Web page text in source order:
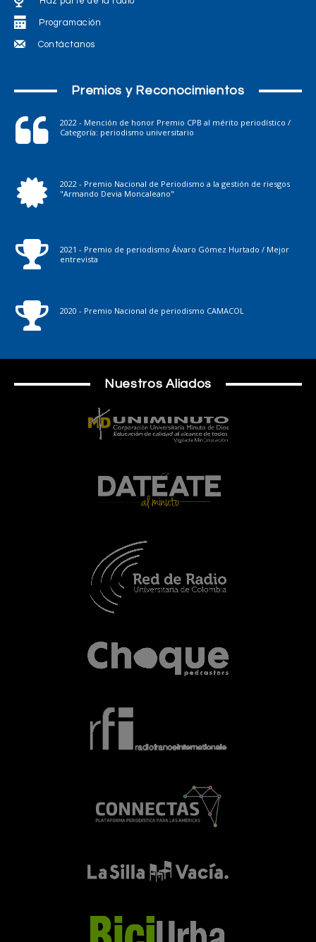
Programación
Contáctanos
Premios y Reconocimientos
2022 - Mención de honor Premio CPB al mérito periodístico /
Categoría: periodismo universitario
2022 - Premio Nacional de Periodismo a la gestión de riesgos
"Armando Devia Moncaleano"
2021 - Premio de periodismo Álvaro Gómez Hurtado / Mejor
entrevista
2020 - Premio Nacional de periodismo CAMACOL
Nuestros Aliados